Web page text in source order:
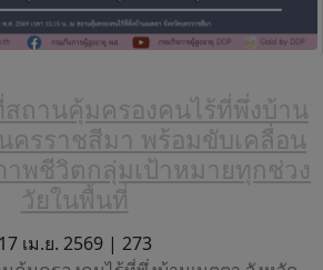
ถานคุ้มครองคนไร้ที่พึ่งบ้าน
ครราชสีมา พร้อมขับเคลื่อน
พชีวิตกลุ่มเป้าหมายทุกช่วง
วัยในพื้นที่
17 เม.ย. 2569 | 273